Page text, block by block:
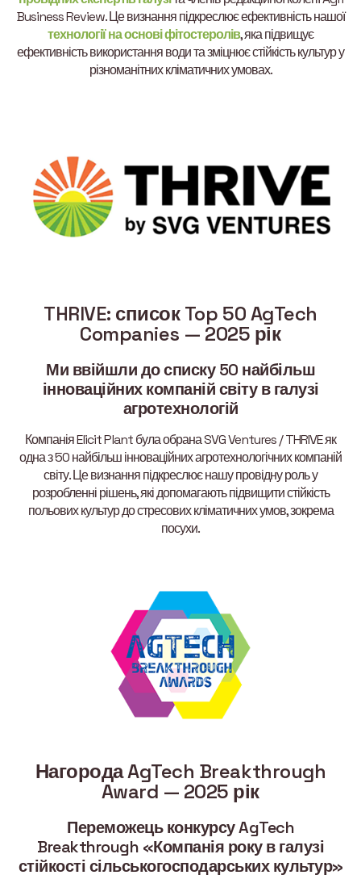
Business Review. Це визнання підкреслює ефективність нашої
технології на основі фітостеролів, яка підвищує
ефективність використання води та зміцнює стійкість культур у
різноманітних кліматичних умовах.
THRIVE: список Top 50 AgTech
Companies — 2025 рік
Ми ввійшли до списку 50 найбільш
інноваційних компаній світу в галузі
агротехнологій
Компанія Elicit Plant була обрана SVG Ventures / THRIVE як
одна з 50 найбільш інноваційних агротехнологічних компаній
світу. Це визнання підкреслює нашу провідну роль у
розробленні рішень, які допомагають підвищити стійкість
польових культур до стресових кліматичних умов, зокрема
посухи.
Нагорода AgTech Breakthrough
Award — 2025 рік
Переможець конкурсу AgTech
Breakthrough «Компанія року в галузі
стійкості сільськогосподарських культур»